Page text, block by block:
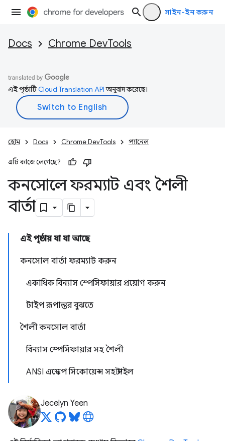
সাইন-ইন করুন
Docs Chrome DevTools
এই পৃষ্ঠাটিCloud Translation APIঅনুবাদ করেছে।
হোম Docs Chrome DevTools প্যানেল
এটি কাজে লেগেছে?
কনসোলে ফরম্যাট এবং শৈলী
বার্তা
এই পৃষ্ঠায় যা যা আছে
কনসোল বার্তা ফরম্যাট করুন
একাধিক বিন্যাস স্পেসিফায়ার প্রয়োগ করুন
টাইপ রূপান্তর বুঝতে
শৈলী কনসোল বার্তা
বিন্যাস স্পেসিফায়ার সহ শৈলী
ANSI এস্কেপ সিকোয়েন্স সহ স্টাইল
Jecelyn Yeen